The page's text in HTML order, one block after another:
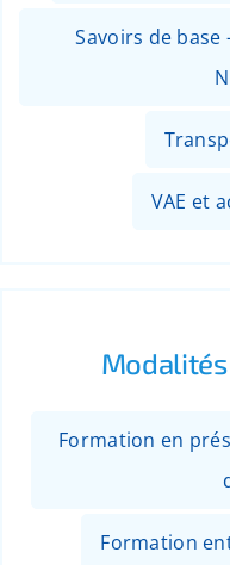
Savoirs de base
VAE et
Modalités
Formation en
Formation